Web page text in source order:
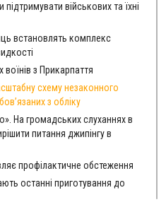
військових та їхні
встановлять комплекс
воїнів з Прикарпаття
схему незаконного
з обліку
На громадських слуханнях в
питання джипінгу в
профілактичне обстеження
останні приготування до